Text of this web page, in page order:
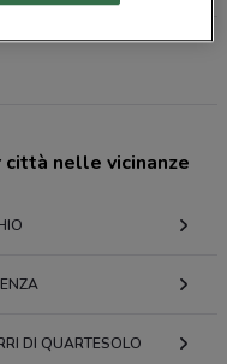
nelle vicinanze
DI QUARTESOLO